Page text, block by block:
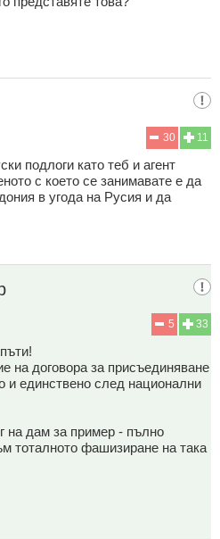
11
30
подлоги като теб и агент
с което се занимавате е да
в угода на Русия и да
33
5
на договора за присъединяване
и единствено след национални
на дам за пример - пълно
тоталното фашизиране на така